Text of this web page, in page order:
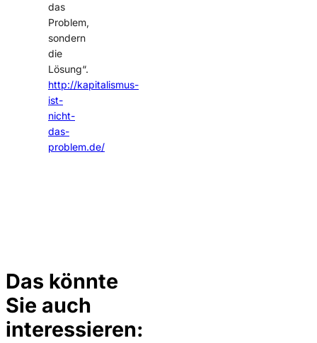
das
Problem,
sondern
die
Lösung“.
http://kapitalismus-
ist-
nicht-
das-
problem.de/
Das könnte
Sie auch
interessieren: